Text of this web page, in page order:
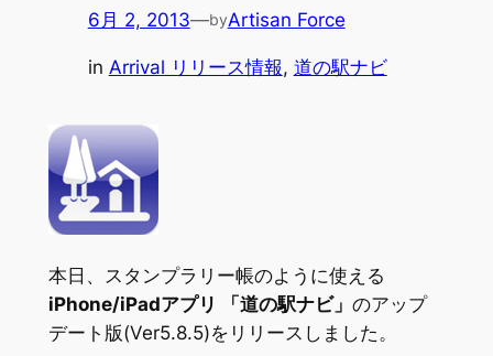
6月 2, 2013—byArtisan Force
in Arrival リリース情報, 道の駅ナビ
本日、スタンプラリー帳のように使える
iPhone/iPadアプリ 「道の駅ナビ」 のアップ
デート版(Ver5.8.5)をリリースしました。